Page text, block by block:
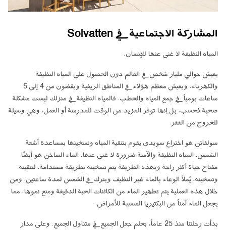
المشاركة الاجتماعية في Solvatten
المياه النظيفة لا غنى عنها للإنسان.
يعيش حوالي مليار شخص في العالم دون الحصول على المياه النظيفة
والكهرباء. ويعيش معظم هؤلاء في المناطق الريفية ويقضون من 4 إلى 5
ساعات يومياً في جمع المياه والحطب. فالمياه النظيفة في منزلك ليست مشكلة
صحية فحسب، بل إنها توفر المزيد من الوقت للمدرسة أو العمل، وهي وسيلة
للخروج من الفقر.
سولفاتن هو اختراع سويدي يقوم بتنقية المياه وتسخينها بمساعدة أشعة
الشمس. المياه النظيفة والآمنة ضرورة لا غنى عنها. الماء الساخن هو أيضًا
مفتاح حياة أكثر راحة وبهذه الطريقة يتم تسخينه بطريقة مستدامة. لتنقيته
وتسخينه، يُملأ الوعاء بالماء غير النظيف ويترك في الشمس لمدة ساعتين. ومن
خلال هذه العملية يتم تطهير الماء من الكائنات الحية الدقيقة ومنع نموها، مما
يجعل الماء آمناً من البكتيريا المسببة للأمراض.
بدأت رحلتنا منذ 25 عاماً، بحلم جعل الجميع في متناول الجميع. وعلى مدار